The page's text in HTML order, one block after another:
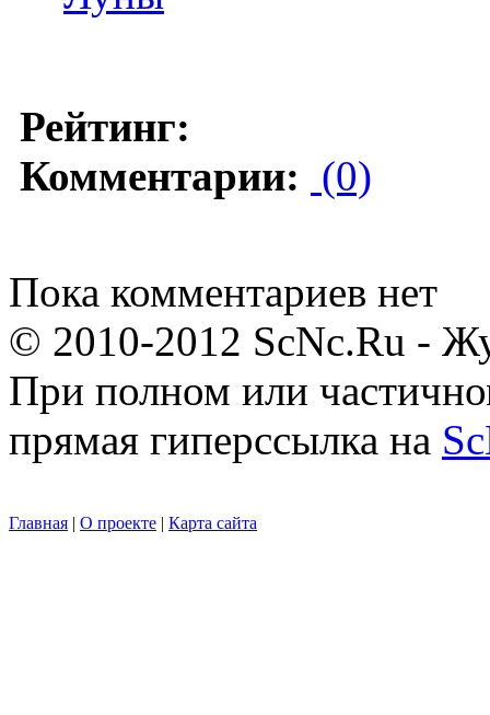
Рейтинг:
Комментарии: (0)
Пока комментариев нет
© 2010-2012 ScNc.Ru -
При полном или
прямая гиперссылка на
Главная | О проекте | Карта сайта